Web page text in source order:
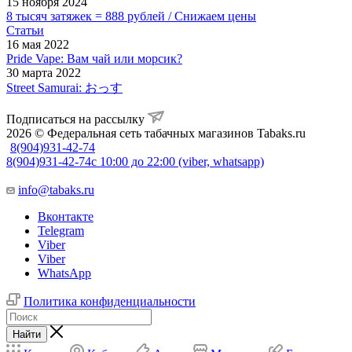
8 тысяч затяжек = 888 рублей / Снижаем цены
Статьи
16 мая 2022
Pride Vape: Вам чай или морсик?
30 марта 2022
Street Samurai: おっす
Подписаться на рассылку
2026 © Федеральная сеть табачных магазинов Tabaks.ru
8(904)931-42-74
8(904)931-42-74с 10:00 до 22:00 (viber, whatsapp)
info@tabaks.ru
Вконтакте
Telegram
Viber
Viber
WhatsApp
Политика конфиденциальности
Найти